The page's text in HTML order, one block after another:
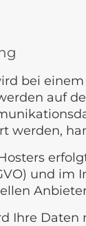
bei
auf
werden,
und
Anbieter
Ihre